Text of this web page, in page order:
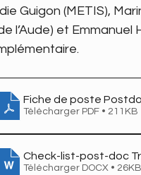
Guigon (METIS),
l’Aude) et
Fiche de poste
Télécharger PDF • 211KB
Check-list-post-doc
Télécharger DOCX • 26KB